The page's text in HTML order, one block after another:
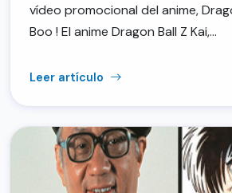
vídeo promocional del anime,
Boo ! El anime Dragon Ball Z Kai,…
Leer artículo